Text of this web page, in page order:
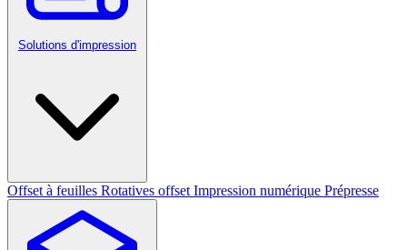
Solutions d'impression
Offset à feuilles Rotatives offset Impression numérique Prépresse